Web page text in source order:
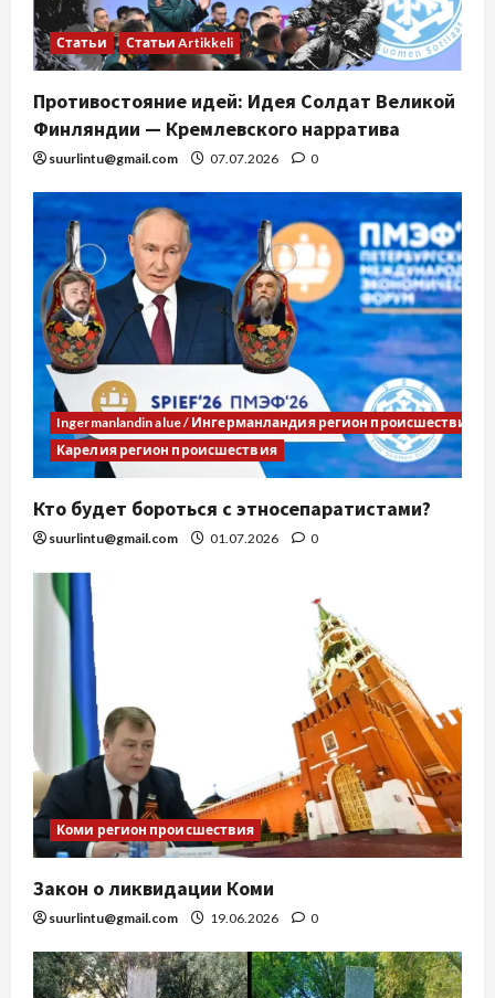
Статьи Статьи Artikkeli
Противостояние идей: Идея Солдат Великой
Финляндии — Кремлевского нарратива
suurlintu@gmail.com 07.07.2026 0
Ingermanlandin alue / Ингерманландия регион происшествия
Карелия регион происшествия
Кто будет бороться с этносепаратистами?
suurlintu@gmail.com 01.07.2026 0
Коми регион происшествия
Закон о ликвидации Коми
suurlintu@gmail.com 19.06.2026 0